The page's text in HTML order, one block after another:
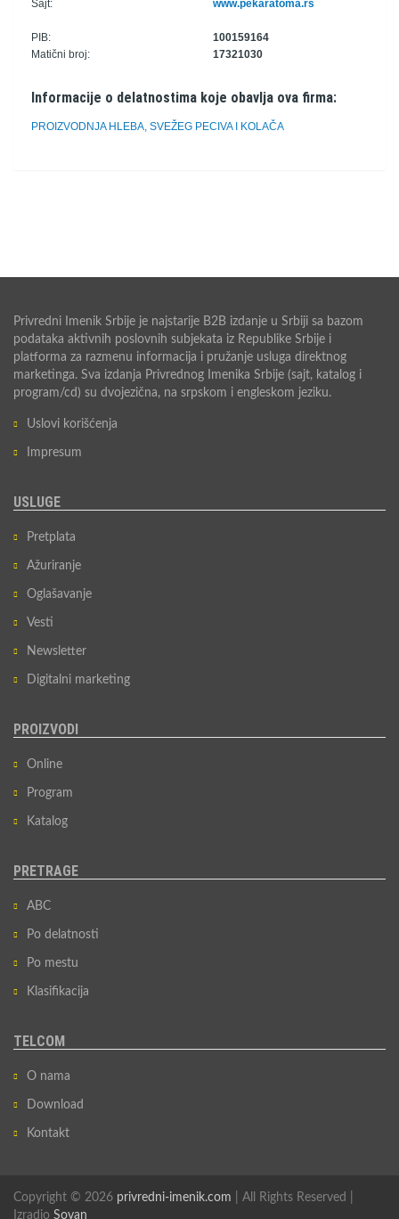
Sajt:
www.pekaratoma.rs
PIB:
100159164
Matični broj:
17321030
Informacije o delatnostima koje obavlja ova firma:
PROIZVODNJA HLEBA, SVEŽEG PECIVA I KOLAČA
Privredni Imenik Srbije je najstarije B2B izdanje u Srbiji sa bazom
podataka aktivnih poslovnih subjekata iz Republike Srbije i
platforma za razmenu informacija i pružanje usluga direktnog
marketinga. Sva izdanja Privrednog Imenika Srbije (sajt, katalog i
program/cd) su dvojezična, na srpskom i engleskom jeziku.
Uslovi korišćenja
Impresum
USLUGE
Pretplata
Ažuriranje
Oglašavanje
Vesti
Newsletter
Digitalni marketing
PROIZVODI
Online
Program
Katalog
PRETRAGE
ABC
Po delatnosti
Po mestu
Klasifikacija
TELCOM
O nama
Download
Kontakt
Copyright © 2026 privredni-imenik.com | All Rights Reserved |
Izradio Sovan